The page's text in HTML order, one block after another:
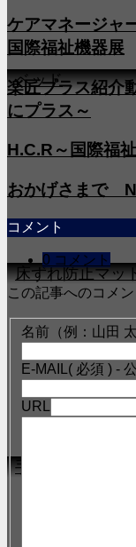
2ベッド
3床ずれ防止マッ
4手すり
ケアマネージャ
国際福祉機器展
楽匠プラス紹介
にプラス～
H.C.R～国際福
おかげさまで
コメント
0 コメント
この記事へのコメン
名前（例：山田 太
E-MAIL ( 必須 ) -
URL